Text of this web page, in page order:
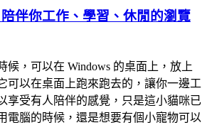
陪伴你工作、學習、休閒的瀏覽
候，可以在 Windows 的桌面上，放上
可以在桌面上跑來跑去的，讓你一邊工
享受有人陪伴的感覺，只是這小貓咪已
電腦的時候，還是想要有個小寵物可以